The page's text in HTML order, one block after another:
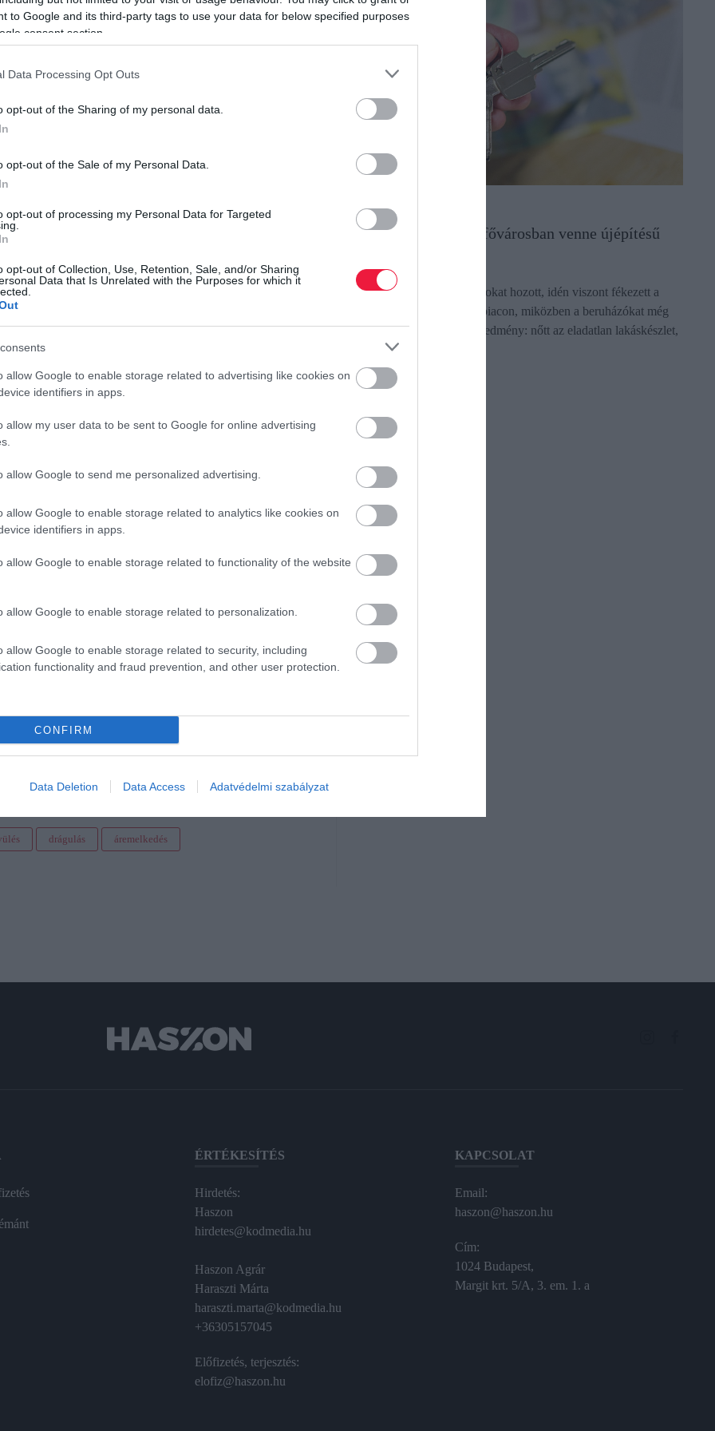
to Google and its third-party tags to use your data for below specified purposes
consent section.
Data Processing Opt Outs
opt-out of the Sharing of my personal data.
opt-out of the Sale of my Personal Data.
opt-out of processing my Personal Data for Targeted
opt-out of Collection, Use, Retention, Sale, and/or Sharing
Data that Is Unrelated with the Purposes for which it
allow Google to enable storage related to advertising like cookies on
identifiers in apps.
allow my user data to be sent to Google for online advertising
allow Google to send me personalized advertising.
allow Google to enable storage related to analytics like cookies on
identifiers in apps.
allow Google to enable storage related to functionality of the website
allow Google to enable storage related to personalization.
allow Google to enable storage related to security, including
functionality and fraud prevention, and other user protection.
CONFIRM
Data Deletion Data Access Adatvédelmi szabályzat
ami megkönnyítheti az átutazók, kirándulók életét. A
de sokan a kisebb kiruccanások esetén is inkább a 10
matricák drágulása és a fizetős utak bővülése
körében végzett felmérésével vizsgálta, ezek hogyan
a közlekedési szokásaikon is
miatt: 15 százalék kevesebbet
lejáratú matricát, ha nagyon
nem is használ autópályát a
érintett érzékenyen a változás,
az áremelés
és Simple termékfejlesztési vezetője.
útszakaszt, 23 százalék hetente, 17 százalék pedig
évente legalább egyszer hajt fizetős útra, míg a
díjköteles sztrádán, ha nagyon muszáj. Annak
megkérdezett vármegyei e-matricát szokott vásárolni. 22
4 százalék a havi matricát preferálja. A többség (55
de tízből egy fő már a decemberi elővásárlás idején
mint 200 kilométernyi, eddig ingyenes útszakasz lett
12 százalék megfontolja az éves vármegyei
átutazásokhoz azonban március 1-től már 24
az újítást, már korábban is szüksége lett volna rá. A
venné igénybe az új matrica típust. Tízből egy fő akkor
használná ki, ha véletlenül hajt fel egy fizetős sztrádára.
nem venne ilyen rövid lejáratú matricát. Ennek a legfőbb
a többnapos matrica.
drágulás áremelkedés
INGATLAN
Így számolhat, aki a fővárosban venne újépítésű
Az elmúlt két évben rekordokat hozott, idén viszont fékezett a
kereslet a fővárosi újlakás-piacon, miközben a beruházókat még
viszi előre a lendület. Az eredmény: nőtt az eladatlan lakáskészlet,
rectangle
ÉRTÉKESÍTÉS
Hirdetés:
Haszon
hirdetes@kodmedia.hu
Haszon Agrár
Haraszti Márta
haraszti.marta@kodmedia.hu
+36305157045
Előfizetés, terjesztés:
elofiz@haszon.hu
KAPCSOLAT
Email:
haszon@haszon.hu
Cím:
1024 Budapest,
Margit krt. 5/A, 3. em. 1. a